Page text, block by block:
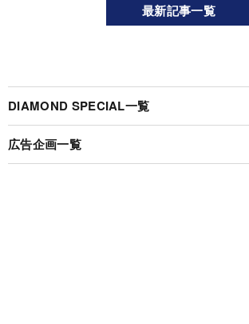
最新記事一覧
DIAMOND SPECIAL一覧
広告企画一覧